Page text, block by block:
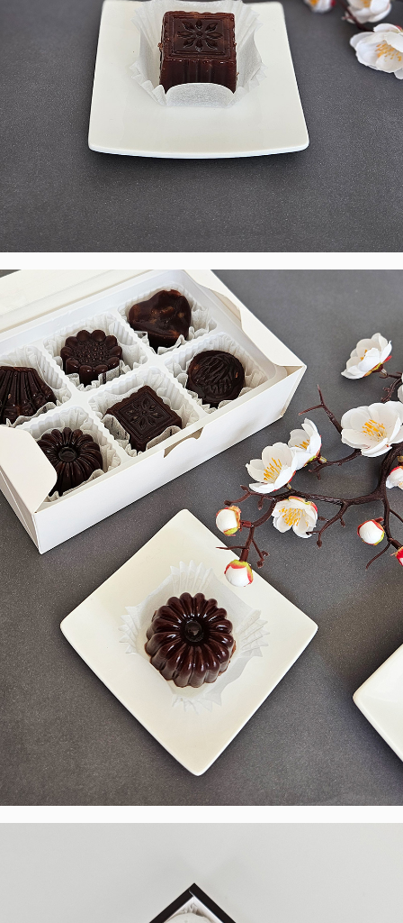
프 하세요!